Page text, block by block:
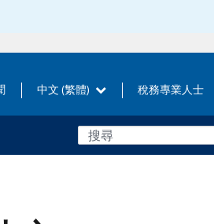
中文 (繁體) 稅務專業人士